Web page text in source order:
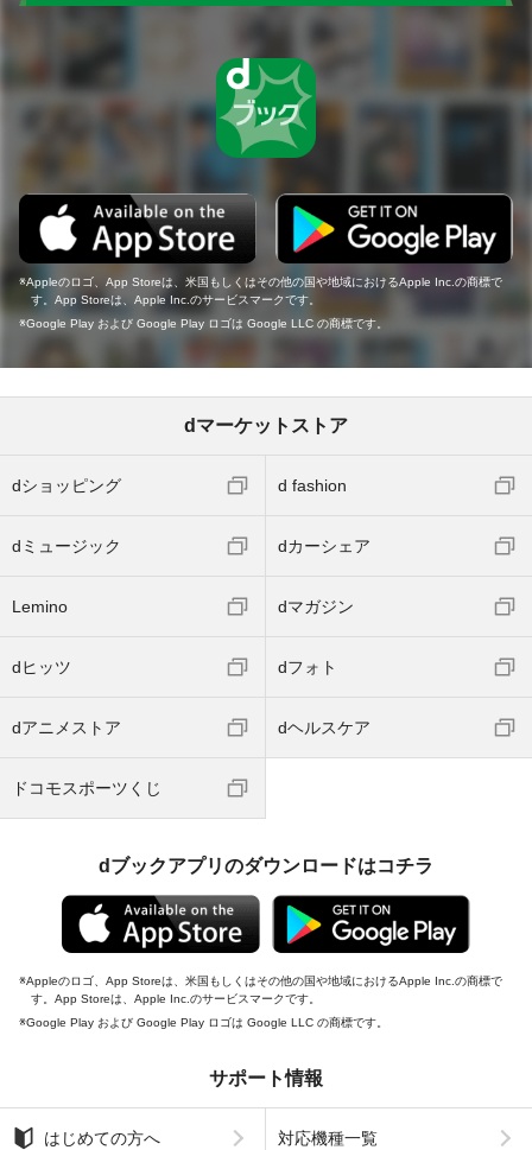
Appleのロゴ、App Storeは、米国もしくはその他の国や地域におけるApple Inc.の商標で
す。App Storeは、Apple Inc.のサービスマークです。
Google Play および Google Play ロゴは Google LLC の商標です。
dマーケットストア
dショッピング d fashion
dミュージック dカーシェア
Lemino dマガジン
dヒッツ dフォト
dアニメストア dヘルスケア
ドコモスポーツくじ
dブックアプリのダウンロードはコチラ
Appleのロゴ、App Storeは、米国もしくはその他の国や地域におけるApple Inc.の商標で
す。App Storeは、Apple Inc.のサービスマークです。
Google Play および Google Play ロゴは Google LLC の商標です。
サポート情報
はじめての方へ 対応機種一覧